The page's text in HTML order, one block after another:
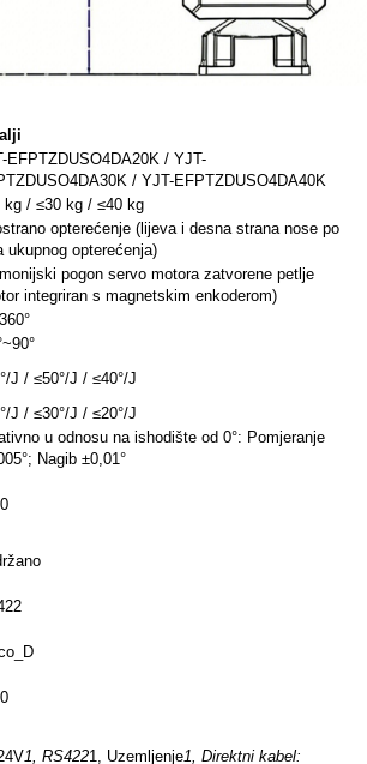
EFPTZDUSO4DA20K / YJT-
/ YJT-EFPTZDUSO4DA40K
kg / ≤30 kg / ≤40 kg
opterećenje (lijeva i desna strana nose po
ukupnog opterećenja)
pogon servo motora zatvorene petlje
integriran s magnetskim enkoderom)
J / ≤50°/J / ≤40°/J
J / ≤30°/J / ≤20°/J
u odnosu na ishodište od 0°: Pomjeranje
Nagib ±0,01°
1, RS4221, Uzemljenje1, Direktni kabel: